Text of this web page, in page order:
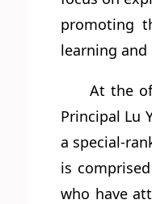
promoting
learning and
At the
Principal Lu
a special-
is
who have